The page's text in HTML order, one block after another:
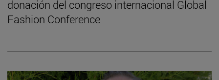
donación del congreso internacional Global
Fashion Conference